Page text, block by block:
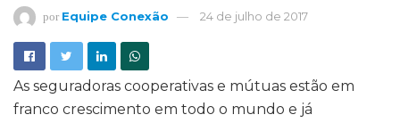
por Equipe Conexão 24 de julho de 2017
As seguradoras cooperativas e mútuas estão em
franco crescimento em todo o mundo e já